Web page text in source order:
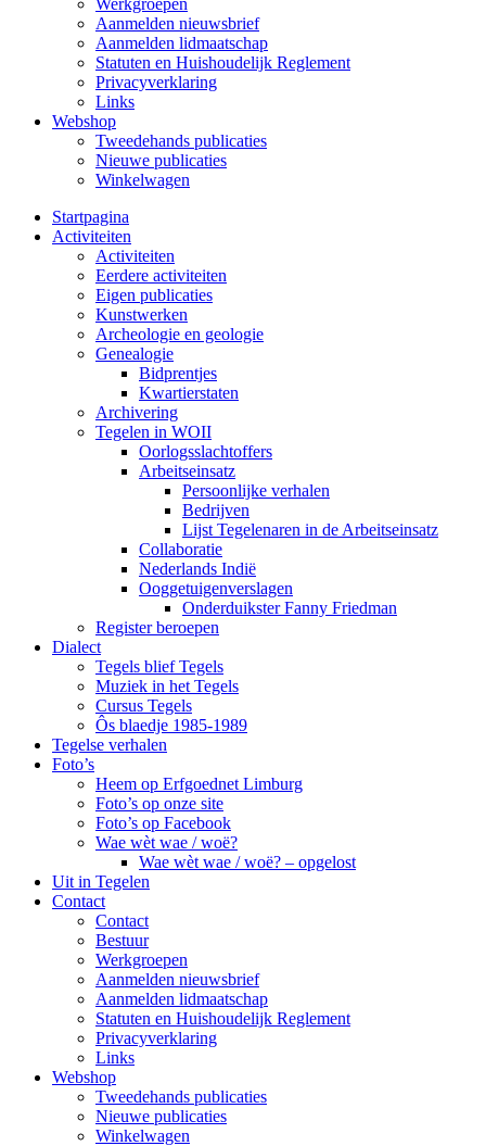
Werkgroepen
Aanmelden nieuwsbrief
Aanmelden lidmaatschap
Statuten en Huishoudelijk Reglement
Privacyverklaring
Links
Webshop
Tweedehands publicaties
Nieuwe publicaties
Winkelwagen
Startpagina
Activiteiten
Activiteiten
Eerdere activiteiten
Eigen publicaties
Kunstwerken
Archeologie en geologie
Genealogie
Bidprentjes
Kwartierstaten
Archivering
Tegelen in WOII
Oorlogsslachtoffers
Arbeitseinsatz
Persoonlijke verhalen
Bedrijven
Lijst Tegelenaren in de Arbeitseinsatz
Collaboratie
Nederlands Indië
Ooggetuigenverslagen
Onderduikster Fanny Friedman
Register beroepen
Dialect
Tegels blief Tegels
Muziek in het Tegels
Cursus Tegels
Ôs blaedje 1985-1989
Tegelse verhalen
Foto’s
Heem op Erfgoednet Limburg
Foto’s op onze site
Foto’s op Facebook
Wae wèt wae / woë?
Wae wèt wae / woë? – opgelost
Uit in Tegelen
Contact
Contact
Bestuur
Werkgroepen
Aanmelden nieuwsbrief
Aanmelden lidmaatschap
Statuten en Huishoudelijk Reglement
Privacyverklaring
Links
Webshop
Tweedehands publicaties
Nieuwe publicaties
Winkelwagen